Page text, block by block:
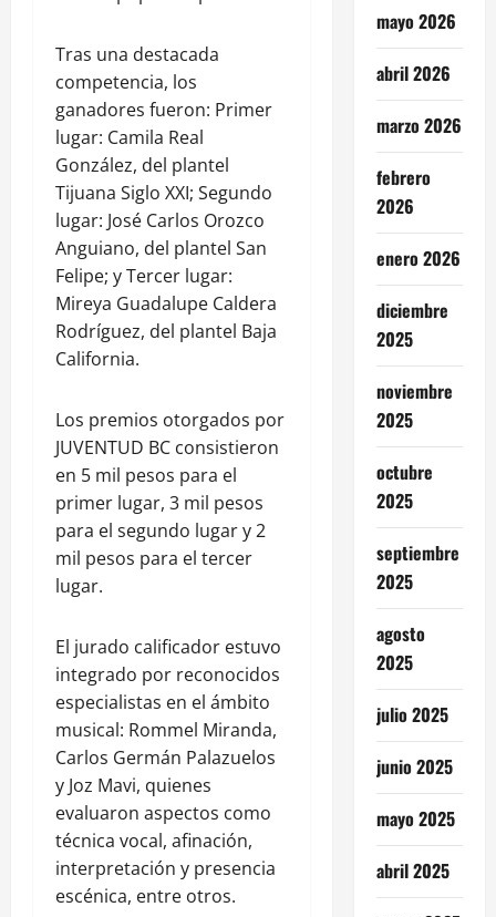
Tras una destacada
competencia, los
ganadores fueron: Primer
lugar: Camila Real
González, del plantel
Tijuana Siglo XXI; Segundo
lugar: José Carlos Orozco
Anguiano, del plantel San
Felipe; y Tercer lugar:
Mireya Guadalupe Caldera
Rodríguez, del plantel Baja
California.
Los premios otorgados por
JUVENTUD BC consistieron
en 5 mil pesos para el
primer lugar, 3 mil pesos
para el segundo lugar y 2
mil pesos para el tercer
lugar.
El jurado calificador estuvo
integrado por reconocidos
especialistas en el ámbito
musical: Rommel Miranda,
Carlos Germán Palazuelos
y Joz Mavi, quienes
evaluaron aspectos como
técnica vocal, afinación,
interpretación y presencia
escénica, entre otros.
mayo 2026
abril 2026
marzo 2026
febrero
2026
enero 2026
diciembre
2025
noviembre
2025
octubre
2025
septiembre
2025
agosto
2025
julio 2025
junio 2025
mayo 2025
abril 2025